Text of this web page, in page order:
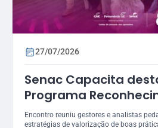
27/07/2026
Senac Capacita
Programa
Prêmio Atena como
Encontro reuniu gestores e analistas
estratégias de valorização de boas